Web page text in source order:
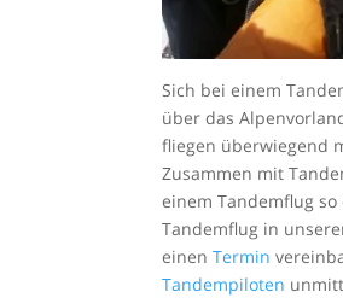
Sich bei einem
über das
fliegen überwiegend
Zusammen mit
einem Tandemflug
Tandemflug in
einenTermin
Tandempiloten